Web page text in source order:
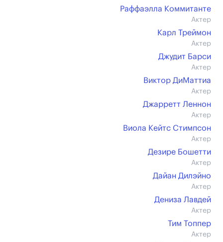
Раффаэлла Коммитанте
Актер
Карл Треймон
Актер
Джудит Барси
Актер
Виктор ДиМаттиа
Актер
Джарретт Леннон
Актер
Виола Кейтс Стимпсон
Актер
Дезире Бошетти
Актер
Дайан Дилэйно
Актер
Дениза Лавдей
Актер
Тим Топпер
Актер